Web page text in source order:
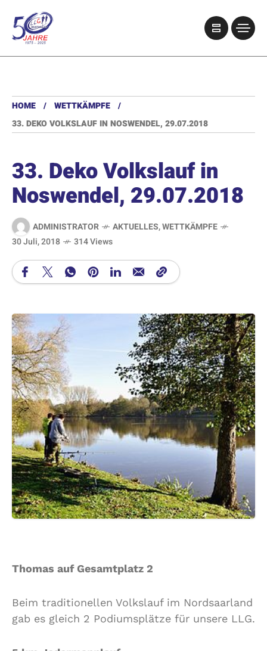
HOME
WETTKÄMPFE
33. DEKO VOLKSLAUF IN NOSWENDEL, 29.07.2018
33. Deko Volkslauf in
Noswendel, 29.07.2018
ADMINISTRATOR AKTUELLES,WETTKÄMPFE
30 Juli, 2018
314 Views
Thomas auf Gesamtplatz 2
Beim traditionellen Volkslauf im Nordsaarland
gab es gleich 2 Podiumsplätze für unsere LLG.